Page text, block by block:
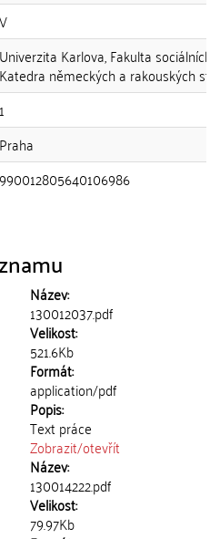
V
Univerzita Karlova, Fakulta sociálních
Katedra německých a rakouských
1
Praha
990012805640106986
Název:
130012037.pdf
Velikost:
521.6Kb
Formát:
application/pdf
Popis:
Text práce
Zobrazit/otevřít
Název:
130014222.pdf
Velikost:
79.97Kb